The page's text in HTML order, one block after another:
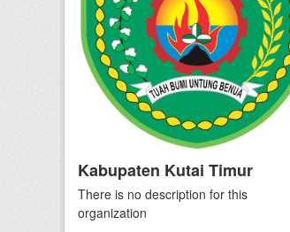
Kabupaten Kutai Timur
There is no description for this
organization